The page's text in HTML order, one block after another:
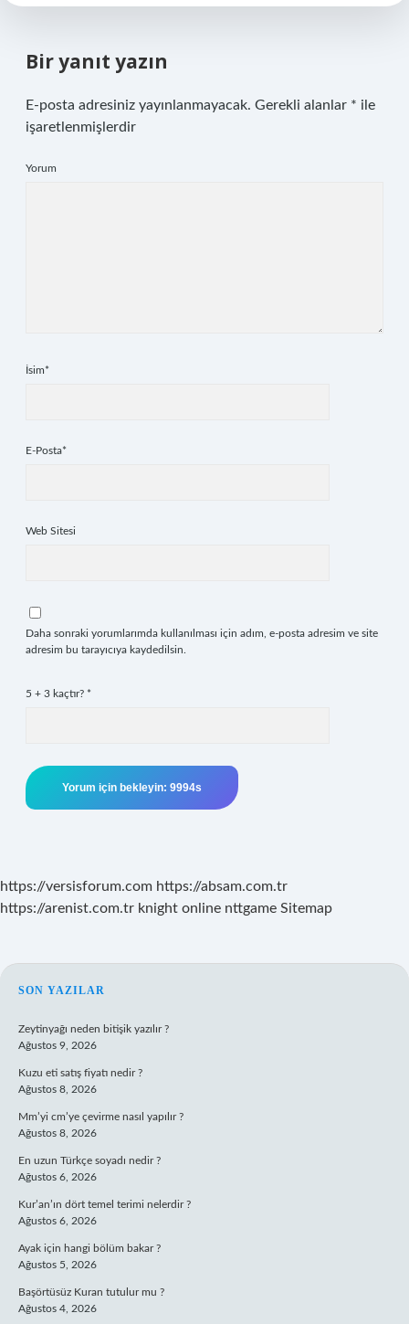
Bir yanıt yazın
E-posta adresiniz yayınlanmayacak. Gerekli alanlar * ile
işaretlenmişlerdir
Yorum
İsim*
E-Posta*
Web Sitesi
Daha sonraki yorumlarımda kullanılması için adım, e-posta adresim ve site
adresim bu tarayıcıya kaydedilsin.
5 + 3 kaçtır? *
https://versisforum.com https://absam.com.tr
https://arenist.com.tr knight online nttgame Sitemap
SIDEBAR
SON YAZILAR
Zeytinyağı neden bitişik yazılır ?
Ağustos 9, 2026
Kuzu eti satış fiyatı nedir ?
Ağustos 8, 2026
Mm’yi cm’ye çevirme nasıl yapılır ?
Ağustos 8, 2026
En uzun Türkçe soyadı nedir ?
Ağustos 6, 2026
Kur’an’ın dört temel terimi nelerdir ?
Ağustos 6, 2026
Ayak için hangi bölüm bakar ?
Ağustos 5, 2026
Başörtüsüz Kuran tutulur mu ?
Ağustos 4, 2026